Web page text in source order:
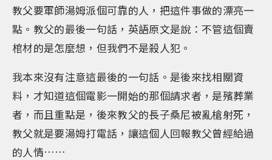
教父要軍師湯姆派個可靠的人，把這件事做的漂亮一
點。教父的最後一句話，英語原文是說：不管這個賣
棺材的是怎麼想，但我們不是殺人犯。
我本來沒有注意這最後的一句話。是後來找相關資
料，才知道這個電影一開始的那個請求者，是殯葬業
者，而且重點是，後來教父的長子桑尼被亂槍射死，
教父就是要湯姆打電話，讓這個人回報教父曾經給過
的人情……